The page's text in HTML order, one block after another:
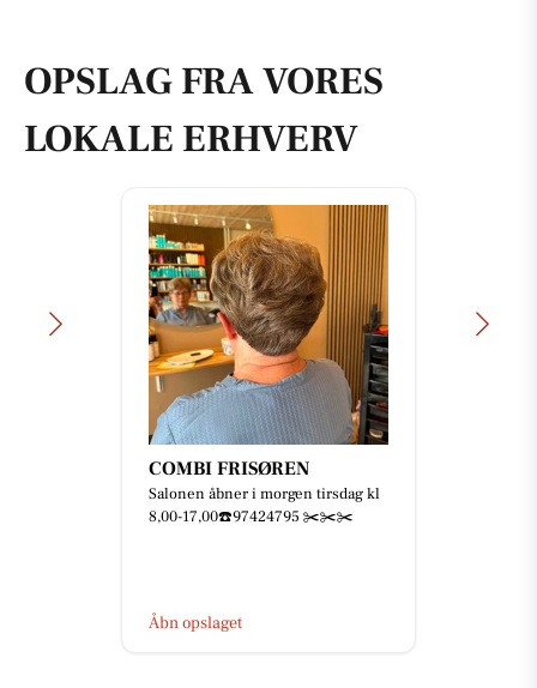
OPSLAG FRA VORES
LOKALE ERHVERV
COMBI FRISØREN
Salonen åbner i morgen tirsdag kl
8,00-17,00☎️97424795 ✂️✂️✂️
Åbn opslaget